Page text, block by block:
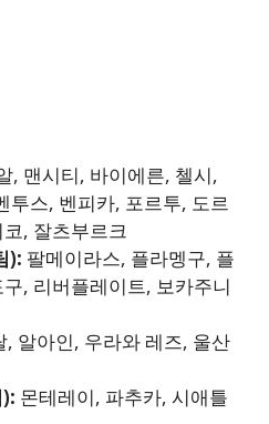
, 맨시티, 바이에른, 첼시,
투스, 벤피카, 포르투, 도르
, 잘츠부르크
): 팔메이라스, 플라멩구, 플
, 리버플레이트, 보카주니
, 알아인, 우라와 레즈, 울산
몬테레이, 파추카, 시애틀